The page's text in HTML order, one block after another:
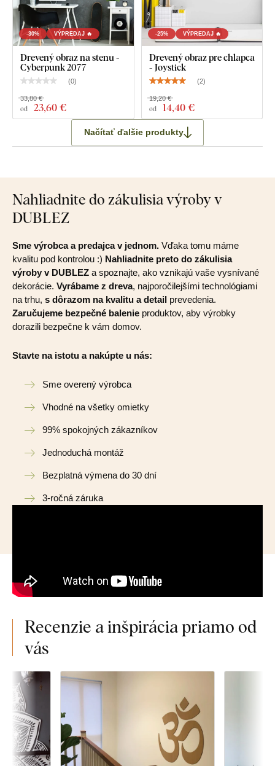
-30% VÝPREDAJ 🔥
Drevený obraz na stenu -
Cyberpunk 2077
(0)
od 23,60 €
33,80 €
-25% VÝPREDAJ 🔥
Drevený obraz pre chlapca
- Joystick
(2)
od 14,40 €
19,20 €
Načítať ďalšie produkty
Nahliadnite do zákulisia výroby v
DUBLEZ
Sme výrobca a predajca v jednom. Vďaka tomu máme
kvalitu pod kontrolou :) Nahliadnite preto do zákulisia
výroby v DUBLEZ a spoznajte, ako vznikajú vaše vysnívané
dekorácie. Vyrábame z dreva, najporočilejšími technológiami
na trhu, s dôrazom na kvalitu a detail prevedenia.
Zaručujeme bezpečné balenie produktov, aby výrobky
dorazili bezpečne k vám domov.
Stavte na istotu a nakúpte u nás:
Sme overený výrobca
Vhodné na všetky omietky
99% spokojných zákazníkov
Jednoduchá montáž
Bezplatná výmena do 30 dní
3-ročná záruka
Recenzie a inšpirácia priamo od
vás